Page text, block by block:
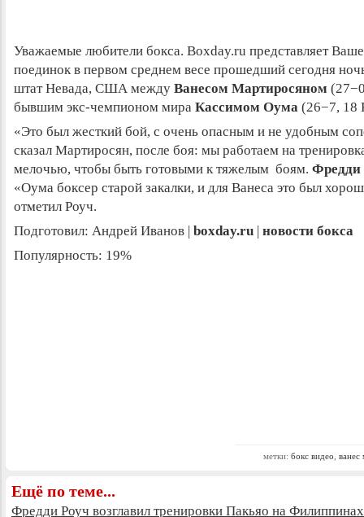
Уважаемые любители бокса. Boxday.ru представляет
поединок в первом среднем весе прошедший сегодня
штат Невада, США между Ванесом Мартиросяном
бывшим экс-чемпионом мира Кассимом Оума (26−7, 18
«Это был жесткий бой, с очень опасным и не удобным
сказал Мартиросян, после боя: мы работаем на
мелочью, чтобы быть готовыми к тяжелым боям. Фредди
«Оума боксер старой закалки, и для Ванеса это был
отметил Роуч.
Подготовил: Андрей Иванов | boxday.ru | новости бокса
Популярность: 19%
метки: бокс видео ванес
Ещё по теме...
Фредди Роуч возглавил тренировки Пакьяо на Филиппинах